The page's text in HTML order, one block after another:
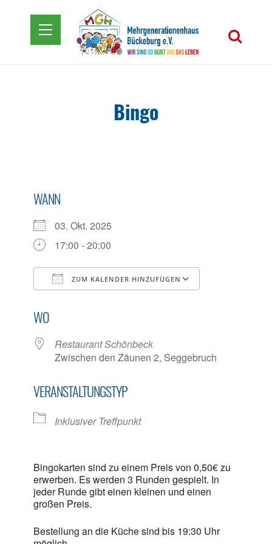
Bingo
WANN
03. Okt. 2025
17:00 - 20:00
ZUM KALENDER HINZUFÜGEN
WO
Restaurant Schönbeck
Zwischen den Zäunen 2, Seggebruch
VERANSTALTUNGSTYP
Inklusiver Treffpunkt
Bingokarten sind zu einem Preis von 0,50€ zu
erwerben. Es werden 3 Runden gespielt. In
jeder Runde gibt einen kleinen und einen
großen Preis.
Bestellung an die Küche sind bis 19:30 Uhr